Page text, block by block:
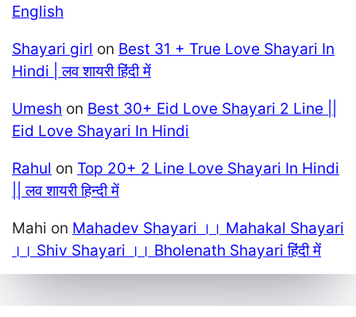
English
Shayari girl on Best 31 + True Love Shayari In
Hindi | लव शायरी हिंदी में
Umesh on Best 30+ Eid Love Shayari 2 Line ||
Eid Love Shayari In Hindi
Rahul on Top 20+ 2 Line Love Shayari In Hindi
|| लव शायरी हिन्दी में
Mahi on Mahadev Shayari ।। Mahakal Shayari
।। Shiv Shayari ।। Bholenath Shayari हिंदी में